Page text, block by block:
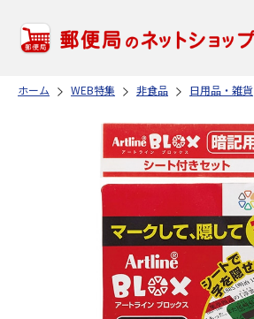
ホーム WEB特集 非食品 日用品・雑貨